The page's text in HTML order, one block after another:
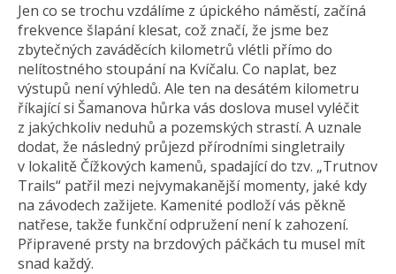
Jen co se trochu vzdálíme z úpického náměstí, začíná
frekvence šlapání klesat, což značí, že jsme bez
zbytečných zaváděcích kilometrů vlétli přímo do
nelítostného stoupání na Kvíčalu. Co naplat, bez
výstupů není výhledů. Ale ten na desátém kilometru
říkající si Šamanova hůrka vás doslova musel vyléčit
z jakýchkoliv neduhů a pozemských strastí. A uznale
dodat, že následný průjezd přírodními singletraily
v lokalitě Čížkových kamenů, spadající do tzv. „Trutnov
Trails“ patřil mezi nejvymakanější momenty, jaké kdy
na závodech zažijete. Kamenité podloží vás pěkně
natřese, takže funkční odpružení není k zahození.
Připravené prsty na brzdových páčkách tu musel mít
snad každý.